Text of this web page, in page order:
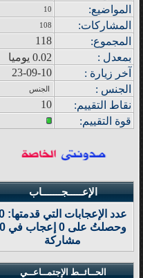
المواضيع:
10
المشاركات:
108
المجموع:
118
بمعدل :
0.02 يوميا
خر زيار ة :
23-09-10
الجنس :
الجنس
نقاط التقييم:
10
قوة التقييم:
الإعـــــجـــــــاب
عدد الإعجابات التي قدمتها: 0
وحصلتُ على 0 إعجاب في 0
مشاركة
الحــائــط الإجتمــاعــي